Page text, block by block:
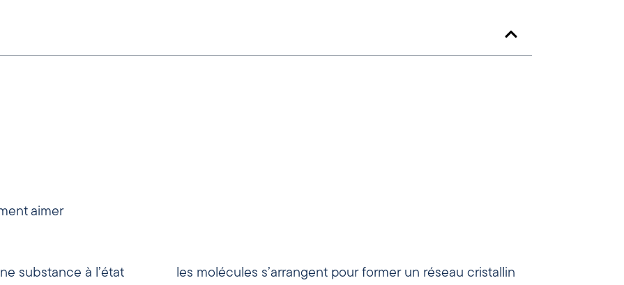
aimer
substance à l’état
un réseau cristallin